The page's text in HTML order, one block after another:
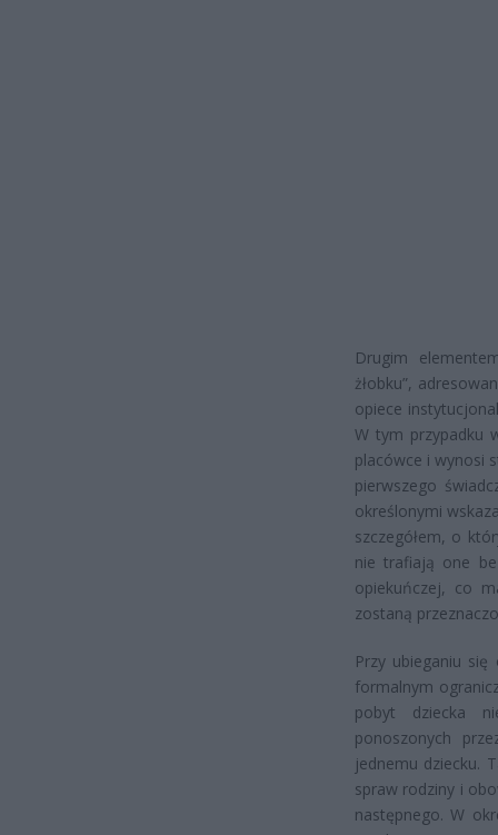
Drugim
żłobku”,
opiece
W tym przypadku
placówce i wynosi
pierwszego
określonymi
szczegółem, o
nie trafiają one
opiekuńczej, co
zostaną
Przy ubieganiu
formalnym
pobyt dziecka
ponoszonych
jednemu dziecku.
spraw rodziny i
następnego. W